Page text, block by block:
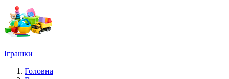
Іграшки
Головна